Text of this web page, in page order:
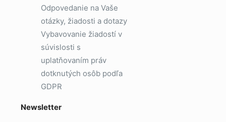
Odpovedanie na Vaše
otázky, žiadosti a dotazy
Vybavovanie žiadostí v
súvislosti s
uplatňovaním práv
dotknutých osôb podľa
GDPR
Newsletter